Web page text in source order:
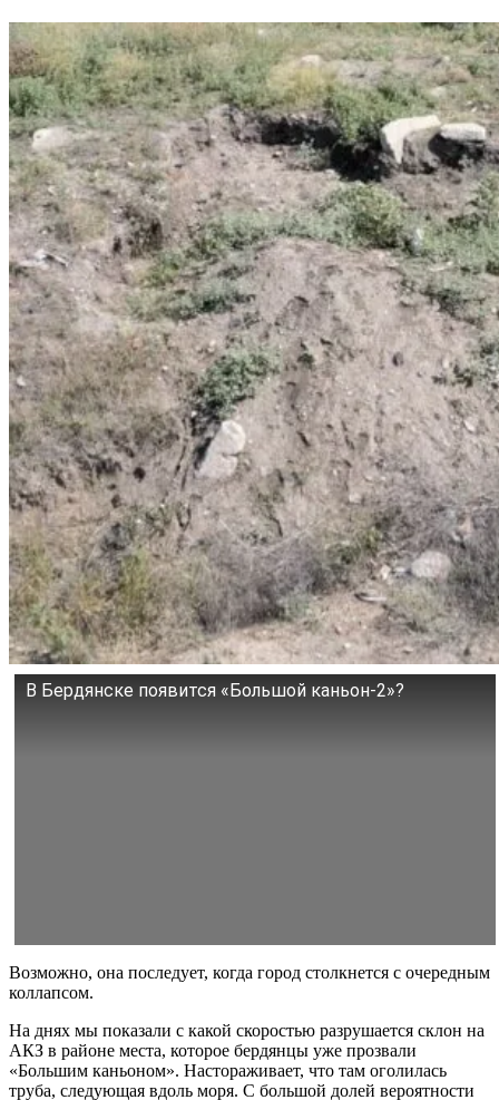
В Бердянске появится «Большой каньон-2»?
Возможно, она последует, когда город столкнется с очередным
коллапсом.
На днях мы показали с какой скоростью разрушается склон на
АКЗ в районе места, которое бердянцы уже прозвали
«Большим каньоном». Настораживает, что там оголилась
труба, следующая вдоль моря. С большой долей вероятности